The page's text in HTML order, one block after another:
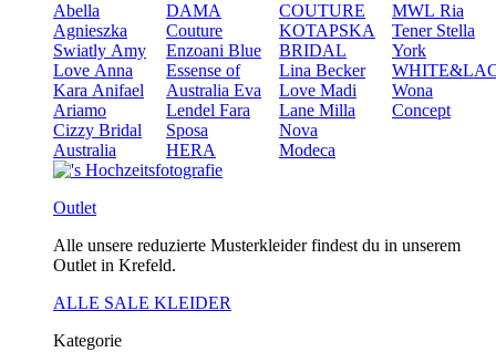
Abella
Agnieszka
Swiatly Amy
Love Anna
Kara Anifael
Ariamo
Cizzy Bridal
Australia
DAMA
Couture
Enzoani Blue
Essense of
Australia Eva
Lendel Fara
Sposa
HERA
COUTURE
KOTAPSKA
BRIDAL
Lina Becker
Love Madi
Lane Milla
Nova
Modeca
MWL Ria
Tener Stella
York
Wona
Concept
Outlet
Alle unsere reduzierte Musterkleider findest du in unserem
Outlet in Krefeld.
ALLE SALE KLEIDER
Kategorie